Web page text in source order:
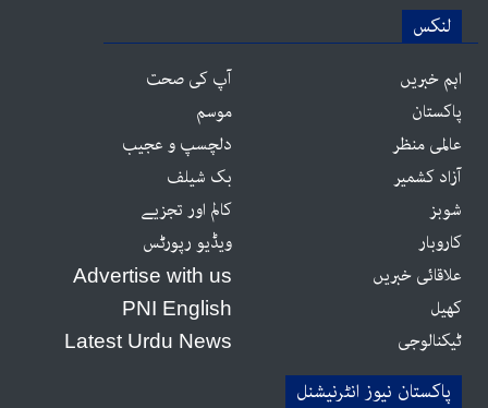
لنکس
اہم خبریں
پاکستان
عالمی منظر
آزاد کشمیر
شوبز
کاروبار
علاقائی خبریں
کھیل
ٹیکنالوجی
آپ کی صحت
موسم
دلچسپ و عجیب
بک شیلف
کالم اور تجزیے
ویڈیو رپورٹس
Advertise with us
PNI English
Latest Urdu News
پاکستان نیوز انٹرنیشنل